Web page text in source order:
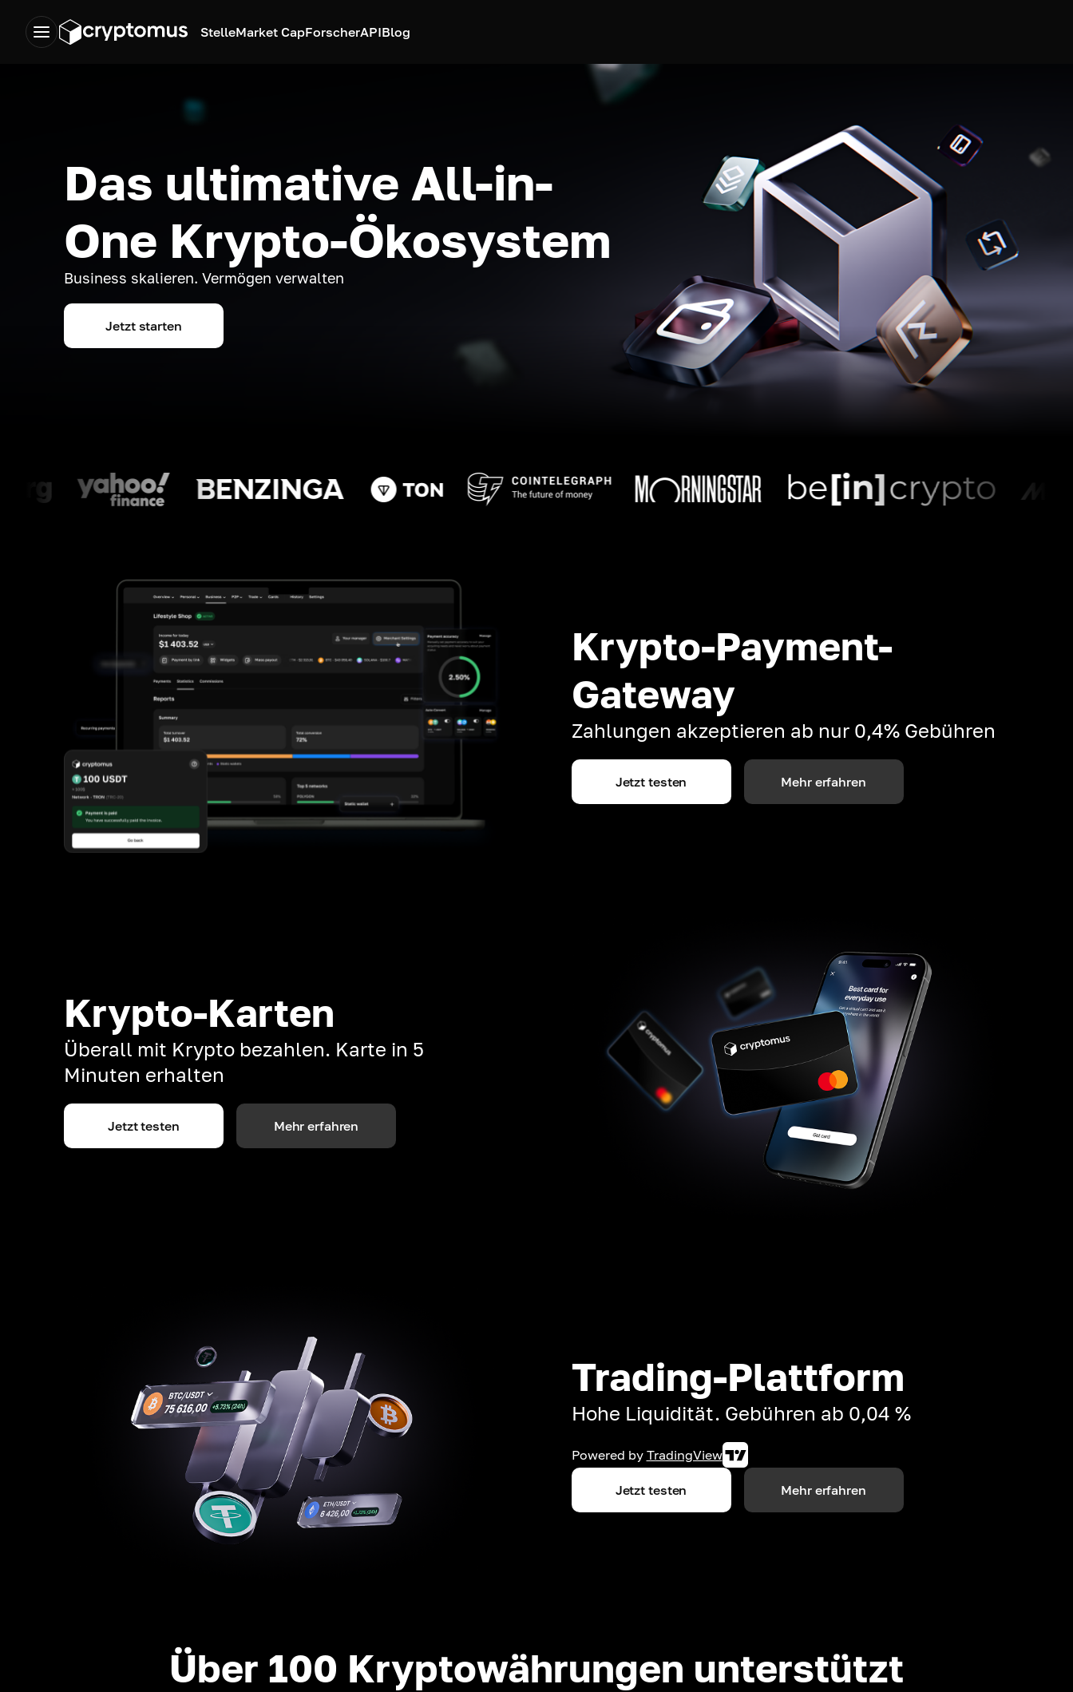
StelleMarket CapForscherAPIBlog
Das ultimative All-in-
One Krypto-Ökosystem
Business skalieren. Vermögen verwalten
Jetzt starten
Krypto-Payment-
Gateway
Zahlungen akzeptieren ab nur 0,4% Gebühren
Jetzt testen Mehr erfahren
Krypto-Karten
Überall mit Krypto bezahlen. Karte in 5
Minuten erhalten
Jetzt testen Mehr erfahren
Trading-Plattform
Hohe Liquidität. Gebühren ab 0,04 %
Powered by TradingView
Jetzt testen Mehr erfahren
Über 100 Kryptowährungen unterstützt